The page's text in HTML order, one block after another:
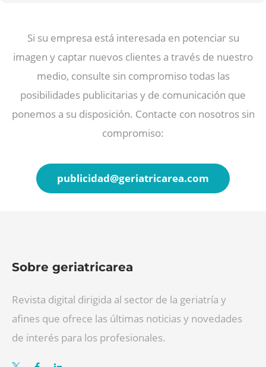
Si su empresa está interesada en potenciar su
imagen y captar nuevos clientes a través de nuestro
medio, consulte sin compromiso todas las
posibilidades publicitarias y de comunicación que
ponemos a su disposición. Contacte con nosotros sin
compromiso:
publicidad@geriatricarea.com
Sobre geriatricarea
Revista digital dirigida al sector de la geriatría y
afines que ofrece las últimas noticias y novedades
de interés para los profesionales.